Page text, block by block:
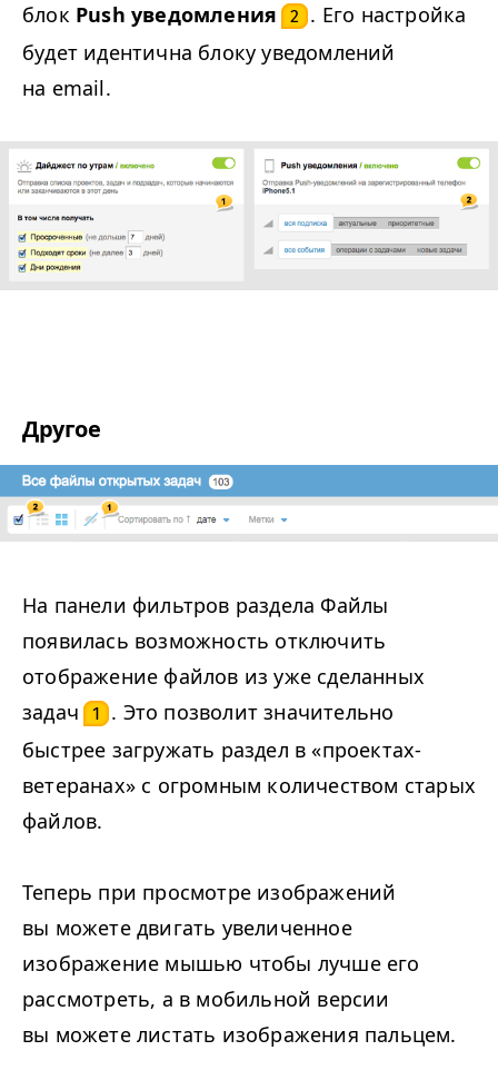
блок Push уведомления 2
. Его настройка
будет идентична блоку уведомлений
на email.
Другое
На панели фильтров раздела Файлы
появилась возможность отключить
отображение файлов из уже сделанных
задач
1
. Это позволит значительно
быстрее загружать раздел в «проектах-
ветеранах» с огромным количеством старых
файлов.
Теперь при просмотре изображений
вы можете двигать увеличенное
изображение мышью чтобы лучше его
рассмотреть, а в мобильной версии
вы можете листать изображения пальцем.